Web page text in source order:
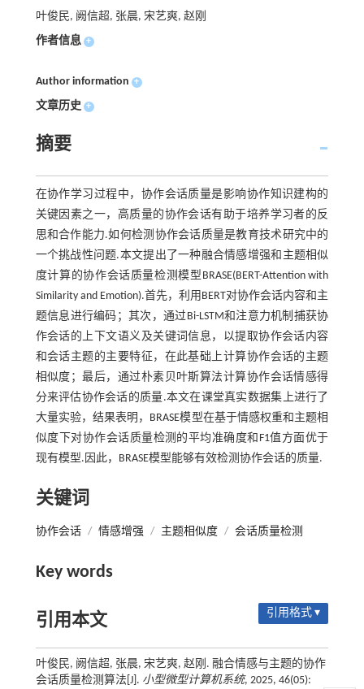
叶俊民, 阙信超, 张晨, 宋艺爽, 赵刚
作者信息 +
Author information +
文章历史 +
摘要
在协作学习过程中，协作会话质量是影响协作知识建构的
关键因素之一，高质量的协作会话有助于培养学习者的反
思和合作能力.如何检测协作会话质量是教育技术研究中的
一个挑战性问题.本文提出了一种融合情感增强和主题相似
度计算的协作会话质量检测模型BRASE(BERT-Attention with
Similarity and Emotion).首先，利用BERT对协作会话内容和主
题信息进行编码；其次，通过Bi-LSTM和注意力机制捕获协
作会话的上下文语义及关键词信息，以提取协作会话内容
和会话主题的主要特征，在此基础上计算协作会话的主题
相似度；最后，通过朴素贝叶斯算法计算协作会话情感得
分来评估协作会话的质量.本文在课堂真实数据集上进行了
大量实验，结果表明，BRASE模型在基于情感权重和主题相
似度下对协作会话质量检测的平均准确度和F1值方面优于
现有模型.因此，BRASE模型能够有效检测协作会话的质量.
关键词
协作会话 / 情感增强 / 主题相似度 / 会话质量检测
Key words
引用本文 引用格式 ▾
叶俊民, 阙信超, 张晨, 宋艺爽, 赵刚. 融合情感与主题的协作
会话质量检测算法[J]. 小型微型计算机系统, 2025, 46(05):